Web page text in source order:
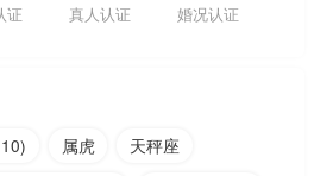
证 真人认证 婚况认证
属虎
天秤座